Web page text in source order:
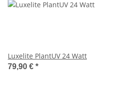
Luxelite PlantUV 24 Watt
79,90 € *